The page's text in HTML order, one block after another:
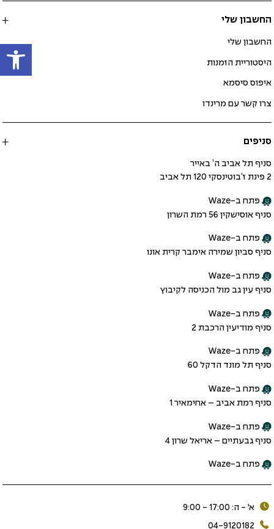
החשבון שלי
החשבון שלי
היסטוריית הזמנות
איפוס סיסמא
צרו קשר עם מרינדו
סניפים
סניף תל אביב ה’ באייר
2 פינת ז’בוטינסקי 120 תל אביב
פתח ב-Waze
סניף אוסישקין 56 רמת השרון
פתח ב-Waze
סניף סביון שמירה אימבר קרית אונו
פתח ב-Waze
סניף עין גב מול הכניסה לקיבוץ
פתח ב-Waze
סניף מודיעין הרכבת 2
פתח ב-Waze
סניף תל מונד הדקל 60
פתח ב-Waze
סניף רמת אביב – אחימאיר 1
פתח ב-Waze
סניף גבעתיים – אריאל שרון 4
פתח ב-Waze
א׳ - ה: 17:00 - 9:00
04-9120182